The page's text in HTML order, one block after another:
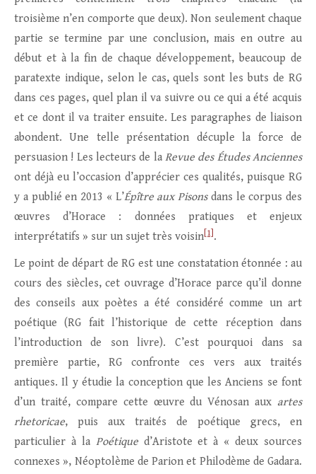
troisième n’en comporte que deux). Non seulement chaque
partie se termine par une conclusion, mais en outre au
début et à la fin de chaque développement, beaucoup de
paratexte indique, selon le cas, quels sont les buts de RG
dans ces pages, quel plan il va suivre ou ce qui a été acquis
et ce dont il va traiter ensuite. Les paragraphes de liaison
abondent. Une telle présentation décuple la force de
persuasion ! Les lecteurs de la Revue des Études Anciennes
ont déjà eu l’occasion d’apprécier ces qualités, puisque RG
y a publié en 2013 « L’Épître aux Pisonsdans le corpus des
œuvres d’Horace : données pratiques et enjeux
interprétatifs » sur un sujet très voisin [1] .
Le point de départ de RG est une constatation étonnée : au
cours des siècles, cet ouvrage d’Horace parce qu’il donne
des conseils aux poètes a été considéré comme un art
poétique (RG fait l’historique de cette réception dans
l’introduction de son livre). C’est pourquoi dans sa
première partie, RG confronte ces vers aux traités
antiques. Il y étudie la conception que les Anciens se font
d’un traité, compare cette œuvre du Vénosan aux artes
rhetoricae, puis aux traités de poétique grecs, en
particulier à la Poétiqued’Aristote et à « deux sources
connexes », Néoptolème de Parion et Philodème de Gadara.